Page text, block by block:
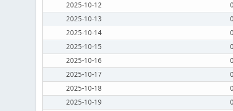
2025-10-12
0
2025-10-13
0
2025-10-14
0
2025-10-15
0
2025-10-16
0
2025-10-17
0
2025-10-18
0
2025-10-19
0